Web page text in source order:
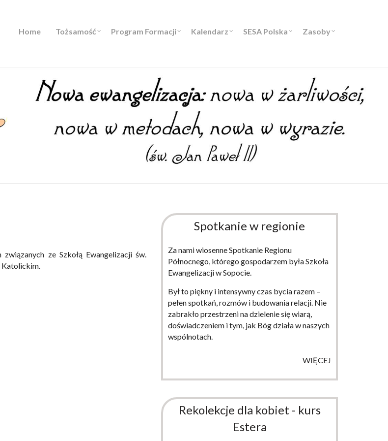
Home Tożsamość Program Formacji Kalendarz SESA Polska Zasoby
ze Szkołą Ewangelizacji św.
Katolickim.
Spotkanie w regionie
Za nami wiosenne Spotkanie Regionu
Północnego, którego gospodarzem była Szkoła
Ewangelizacji w Sopocie.
Był to piękny i intensywny czas bycia razem –
pełen spotkań, rozmów i budowania relacji. Nie
zabrakło przestrzeni na dzielenie się wiarą,
doświadczeniem i tym, jak Bóg działa w naszych
wspólnotach.
WIĘCEJ
Rekolekcje dla kobiet - kurs
Estera